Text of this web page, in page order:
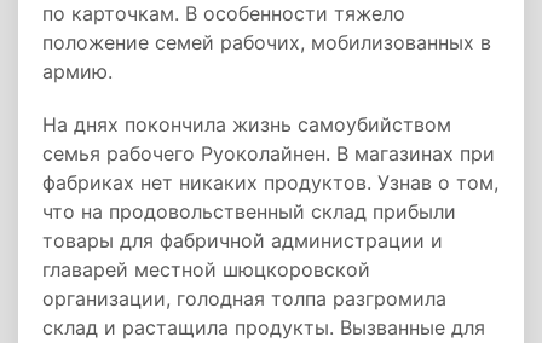
по карточкам. В особенности тяжело
положение семей рабочих, мобилизованных в
армию.
На днях покончила жизнь самоубийством
семья рабочего Руоколайнен. В магазинах при
фабриках нет никаких продуктов. Узнав о том,
что на продовольственный склад прибыли
товары для фабричной администрации и
главарей местной шюцкоровской
организации, голодная толпа разгромила
склад и растащила продукты. Вызванные для